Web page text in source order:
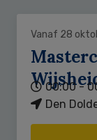
Vanaf 28
00:00 -
Den